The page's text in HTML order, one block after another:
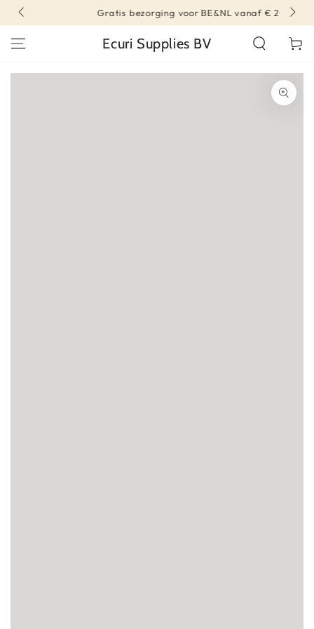
DIRECT NAAR
CONTENT
Gratis bezorging voor BE&NL vanaf € 200
Ecuri Supplies BV